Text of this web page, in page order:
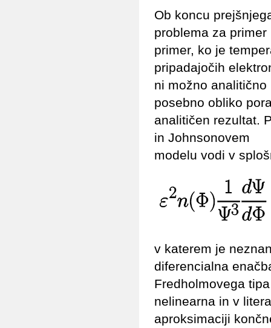
Ob koncu
problema za
primer, ko je
pripadajočih
ni možno
posebno obliko
analitičen rezultat.
in Johnsonovem
modelu vodi v
v katerem je
diferencialna
Fredholmovega
nelinearna in v
aproksimaciji